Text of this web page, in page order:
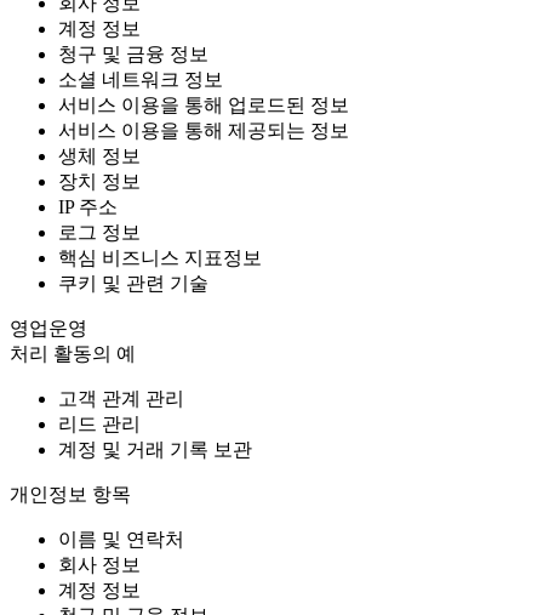
계정 정보
청구 및 금융 정보
소셜 네트워크 정보
서비스 이용을 통해 업로드된 정보
서비스 이용을 통해 제공되는 정보
생체 정보
장치 정보
IP 주소
로그 정보
핵심 비즈니스 지표정보
쿠키 및 관련 기술
영업운영
처리 활동의 예
고객 관계 관리
리드 관리
계정 및 거래 기록 보관
개인정보 항목
이름 및 연락처
회사 정보
계정 정보